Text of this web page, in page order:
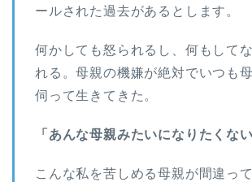
ールされた過去があるとします。
何かしても怒られるし、何もして
れる。母親の機嫌が絶対でいつも
伺って生きてきた。
「あんな母親みたいになりたくない
こんな私を苦しめる母親が間違っ